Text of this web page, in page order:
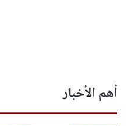
أهم الأخبار